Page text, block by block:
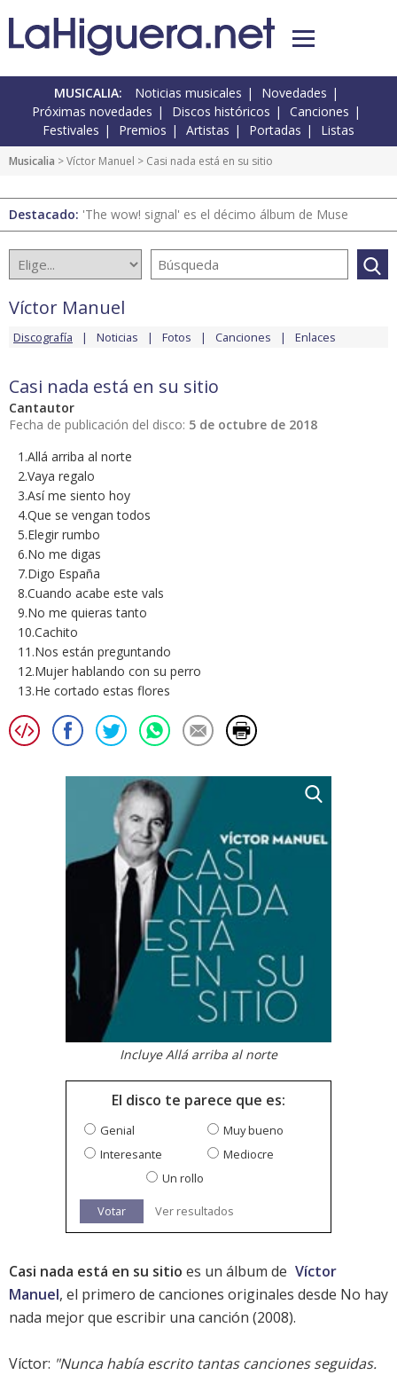
MUSICALIA: Noticias musicales
Novedades
Próximas novedades
Discos históricos
Canciones
Festivales
Premios Artistas Portadas Listas
Musicalia >Víctor Manuel > Casi nada está en su sitio
Destacado: 'The wow! signal' es el décimo álbum de Muse
Víctor Manuel
Discografía Noticias Fotos Canciones Enlaces
Casi nada está en su sitio
Cantautor
Fecha de publicación del disco: 5 de octubre de 2018
1.Allá arriba al norte
2.Vaya regalo
3.Así me siento hoy
4.Que se vengan todos
5.Elegir rumbo
6.No me digas
7.Digo España
8.Cuando acabe este vals
9.No me quieras tanto
10.Cachito
11.Nos están preguntando
12.Mujer hablando con su perro
13.He cortado estas flores
Incluye Allá arriba al norte
El disco te parece que es:
Genial
Muy bueno
Interesante
Mediocre
Un rollo
Votar Ver resultados
Casi nada está en su sitio es un álbum de Víctor
Manuel, el primero de canciones originales desde No hay
nada mejor que escribir una canción (2008).
Víctor: "Nunca había escrito tantas canciones seguidas.